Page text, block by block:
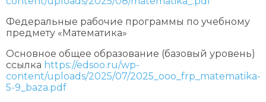
Федеральные рабочие программы по учебному
предмету «Математика»
Основное общее образование (базовый уровень)
ссылка https://edsoo.ru/wp-
content/uploads/2025/07/2025_ooo_frp_matematika-
5-9_baza.pdf